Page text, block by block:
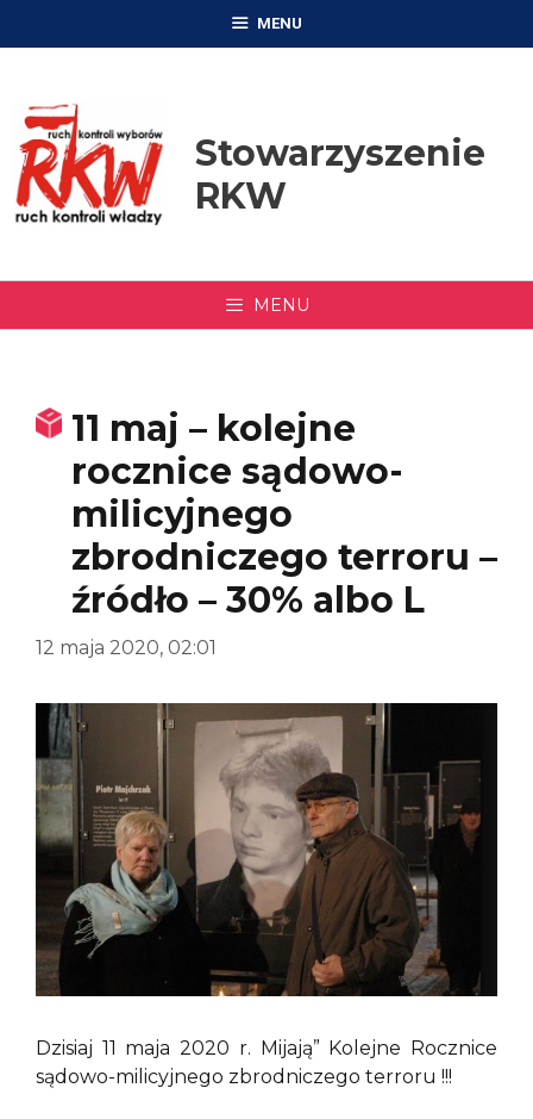
MENU
Stowarzyszenie
RKW
MENU
11 maj – kolejne
rocznice sądowo-
milicyjnego
zbrodniczego terroru –
źródło – 30% albo L
12 maja 2020, 02:01
Dzisiaj 11 maja 2020 r. Mijają” Kolejne Rocznice
sądowo-milicyjnego zbrodniczego terroru !!!